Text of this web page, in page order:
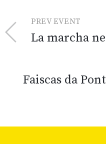
PREV EVENT
La marcha
Faiscas da